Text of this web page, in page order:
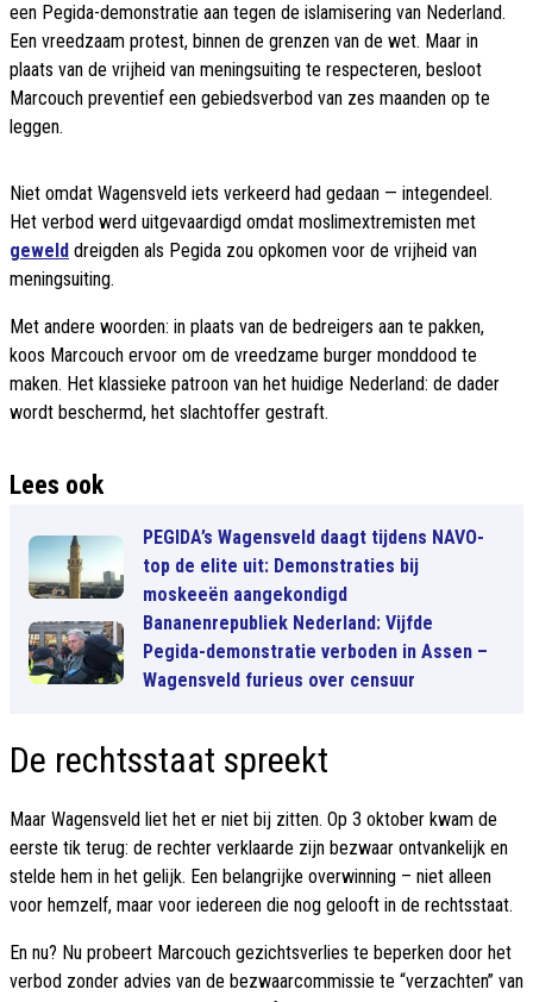
een Pegida-demonstratie aan tegen de islamisering van Nederland.
Een vreedzaam protest, binnen de grenzen van de wet. Maar in
plaats van de vrijheid van meningsuiting te respecteren, besloot
Marcouch preventief een gebiedsverbod van zes maanden op te
leggen.
Niet omdat Wagensveld iets verkeerd had gedaan — integendeel.
Het verbod werd uitgevaardigd omdat moslimextremisten met
geweld dreigden als Pegida zou opkomen voor de vrijheid van
meningsuiting.
Met andere woorden: in plaats van de bedreigers aan te pakken,
koos Marcouch ervoor om de vreedzame burger monddood te
maken. Het klassieke patroon van het huidige Nederland: de dader
wordt beschermd, het slachtoffer gestraft.
Lees ook
PEGIDA’s Wagensveld daagt tijdens NAVO-
top de elite uit: Demonstraties bij
moskeeën aangekondigd
Bananenrepubliek Nederland: Vijfde
Pegida-demonstratie verboden in Assen –
Wagensveld furieus over censuur
De rechtsstaat spreekt
Maar Wagensveld liet het er niet bij zitten. Op 3 oktober kwam de
eerste tik terug: de rechter verklaarde zijn bezwaar ontvankelijk en
stelde hem in het gelijk. Een belangrijke overwinning – niet alleen
voor hemzelf, maar voor iedereen die nog gelooft in de rechtsstaat.
En nu? Nu probeert Marcouch gezichtsverlies te beperken door het
verbod zonder advies van de bezwaarcommissie te “verzachten” van